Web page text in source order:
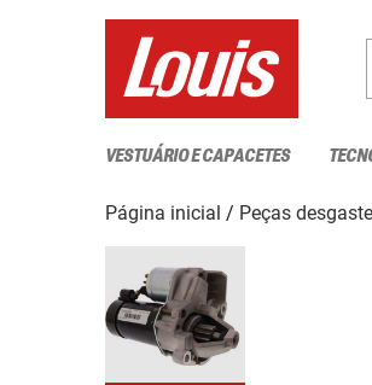
VESTUÁRIO E CAPACETES
Página inicial Peças